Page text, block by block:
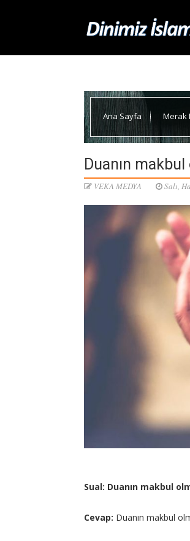
Ana Sayfa Merak
Duanın
VEKA MEDYA Salı,
Sual: Duanın makbul
Cevap: Duanın makbul